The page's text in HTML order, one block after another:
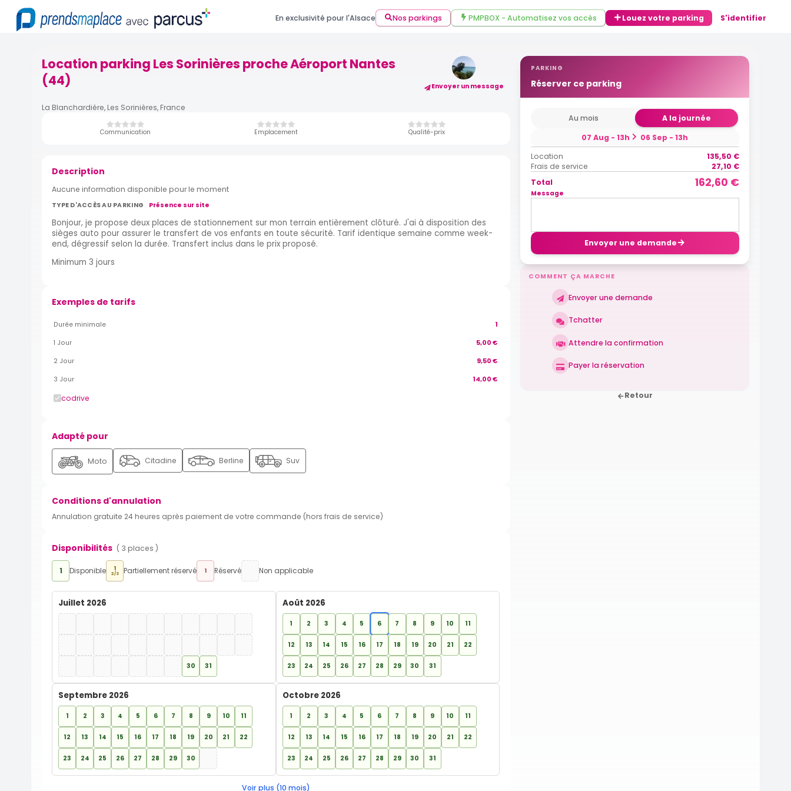
En exclusivité pour l'Alsace Nos parkings PMPBOX - Automatisez vos accès Louez votre parking S'identifier
Location parking Les Sorinières proche Aéroport Nantes
(44)
La Blanchardière, Les Sorinières, France
Envoyer un message
Communication Emplacement Qualité-prix
PARKING
Réserver ce parking
Au mois
A la journée
07 Aug - 13h
06 Sep - 13h
Location
135,50 €
Frais de service
27,10 €
Total
162,60 €
Message
Envoyer une demande
COMMENT ÇA MARCHE
Envoyer une demande
Tchatter
Attendre la confirmation
Payer la réservation
Retour
Description
Aucune information disponible pour le moment
TYPE D'ACCÈS AU PARKING Présence sur site
Bonjour, je propose deux places de stationnement sur mon terrain entièrement clôturé. J'ai à disposition des
sièges auto pour assurer le transfert de vos enfants en toute sécurité. Tarif identique semaine comme week-
end, dégressif selon la durée. Transfert inclus dans le prix proposé.
Minimum 3 jours
Exemples de tarifs
Durée minimale 1
1 Jour 5,00 €
2 Jour 9,50 €
3 Jour 14,00 €
codrive
Adapté pour
Moto Citadine Berline Suv
Conditions d'annulation
Annulation gratuite 24 heures après paiement de votre commande (hors frais de service)
Disponibilités ( 3 places )
1 Disponible 1
2/3 Partiellement réservé 1 Réservé Non applicable
Juillet 2026
30 31
Août 2026
1 2 3 4 5 6 7 8 9 10 11
12 13 14 15 16 17 18 19 20 21 22
23 24 25 26 27 28 29 30 31
Septembre 2026
1 2 3 4 5 6 7 8 9 10 11
12 13 14 15 16 17 18 19 20 21 22
23 24 25 26 27 28 29 30
Octobre 2026
1 2 3 4 5 6 7 8 9 10 11
12 13 14 15 16 17 18 19 20 21 22
23 24 25 26 27 28 29 30 31
Voir plus (10 mois)